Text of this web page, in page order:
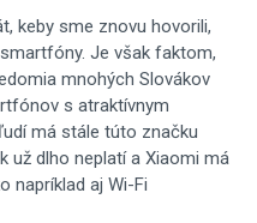
keby sme znovu hovorili,
Je však faktom,
mnohých Slovákov
s atraktívnym
má stále túto značku
už dlho neplatí a Xiaomi má
napríklad aj Wi-Fi